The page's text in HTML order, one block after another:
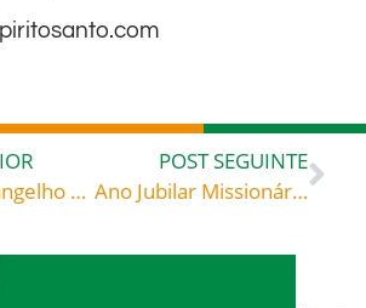
Bom dia! Evangelho de 22 de novembro de 2021: Dar tudo porque Cristo tudo deu – Beato Charles de Foucauld (1858-1916) eremita e missionário no Saara Retiro de Nazaré (1897)
POST SEGUINTE
Ano Jubilar Missionário – Instituído pela CNBB